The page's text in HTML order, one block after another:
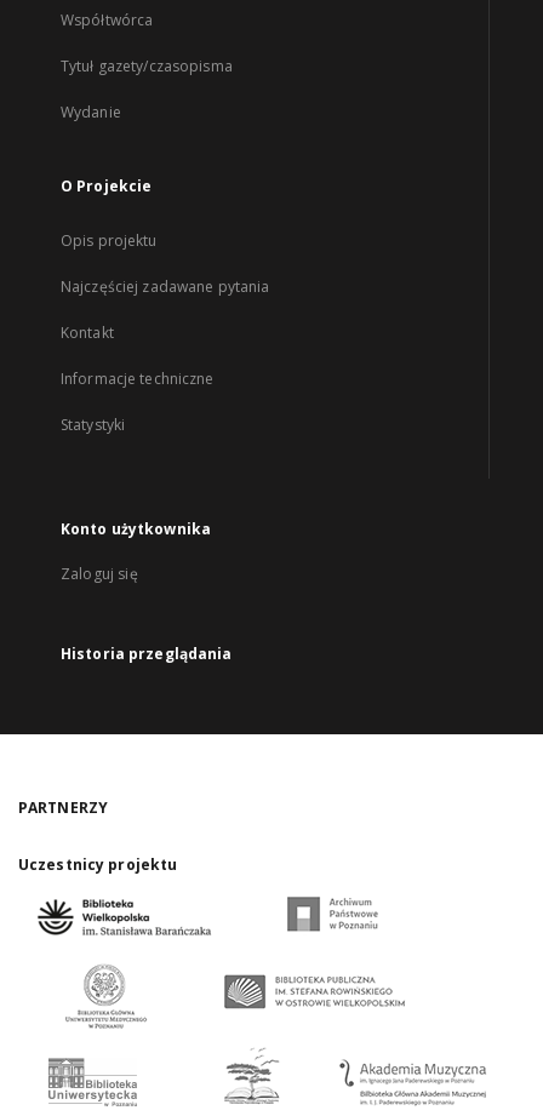
Współtwórca
Tytuł gazety/czasopisma
Wydanie
O Projekcie
Opis projektu
Najczęściej zadawane pytania
Kontakt
Informacje techniczne
Statystyki
Konto użytkownika
Zaloguj się
Historia przeglądania
PARTNERZY
Uczestnicy projektu